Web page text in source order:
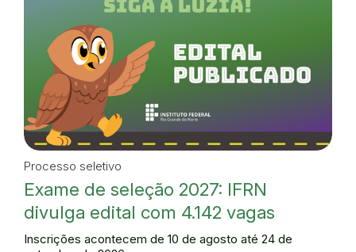
Processo seletivo
Exame de seleção 2027: IFRN
divulga edital com 4.142 vagas
Inscrições acontecem de 10 de agosto até 24 de